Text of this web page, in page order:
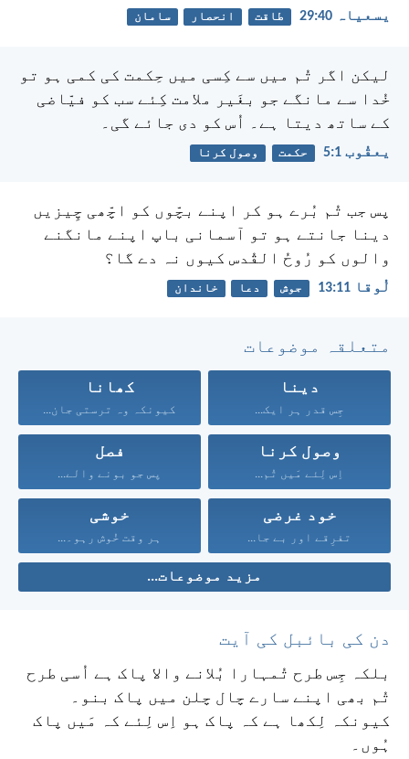
یسعیاہ 40:‏29 طاقت انحصار سامان
لیکن اگر تُم میں سے کِسی میں حِکمت کی کمی ہو تو
خُدا سے مانگے جو بغَیر ملامت کِئے سب کو فیّاضی
کے ساتھ دیتا ہے۔ اُس کو دی جائے گی۔
یعقُوب 1:‏5 حکمت وصول کرنا
پس جب تُم بُرے ہو کر اپنے بچّوں کو اچّھی چِیزیں
دینا جانتے ہو تو آسمانی باپ اپنے مانگنے
والوں کو رُوحُ القُدس کیوں نہ دے گا؟
لُوقا 11:‏13 جوش دعا خاندان
متعلقہ موضوعات
دینا
جِس قدر ہر ایک...
کھانا
کیونکہ وہ ترستی جان...
وصول کرنا
اِس لِئے مَیں تُم...
فصل
پس جو بونے والے...
خود غرضی
تفرِقے اور بے جا...
خوشی
ہر وقت خُوش رہو۔...
مزید موضوعات...
دن کی بائبل کی آیت
بلکہ جِس طرح تُمہارا بُلانے والا پاک ہے اُسی طرح
تُم بھی اپنے سارے چال چلن میں پاک بنو۔
کیونکہ لِکھا ہے کہ پاک ہو اِس لِئے کہ مَیں پاک
ہُوں۔